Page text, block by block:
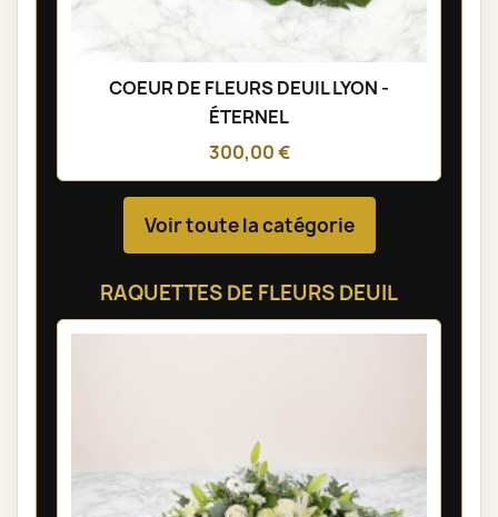
COEUR DE FLEURS DEUIL LYON -
ÉTERNEL
300,00 €
Voir toute la catégorie
RAQUETTES DE FLEURS DEUIL